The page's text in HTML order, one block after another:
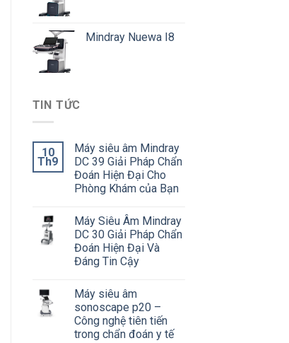
Mindray Nuewa I8
TIN TỨC
10
Th9
Máy siêu âm Mindray
DC 39 Giải Pháp Chẩn
Đoán Hiện Đại Cho
Phòng Khám của Bạn
Máy Siêu Âm Mindray
DC 30 Giải Pháp Chẩn
Đoán Hiện Đại Và
Đáng Tin Cậy
Máy siêu âm
sonoscape p20 –
Công nghệ tiên tiến
trong chẩn đoán y tế